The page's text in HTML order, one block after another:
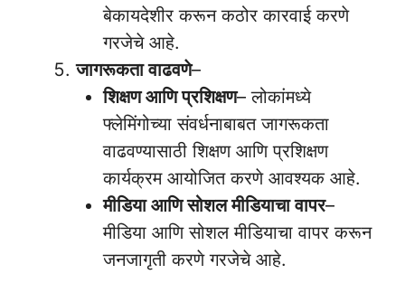
बेकायदेशीर करून कठोर कारवाई करणे
गरजेचे आहे.
जागरूकता वाढवणे–
शिक्षण आणि प्रशिक्षण– लोकांमध्ये
फ्लेमिंगोच्या संवर्धनाबाबत जागरूकता
वाढवण्यासाठी शिक्षण आणि प्रशिक्षण
कार्यक्रम आयोजित करणे आवश्यक आहे.
मीडिया आणि सोशल मीडियाचा वापर–
मीडिया आणि सोशल मीडियाचा वापर करून
जनजागृती करणे गरजेचे आहे.